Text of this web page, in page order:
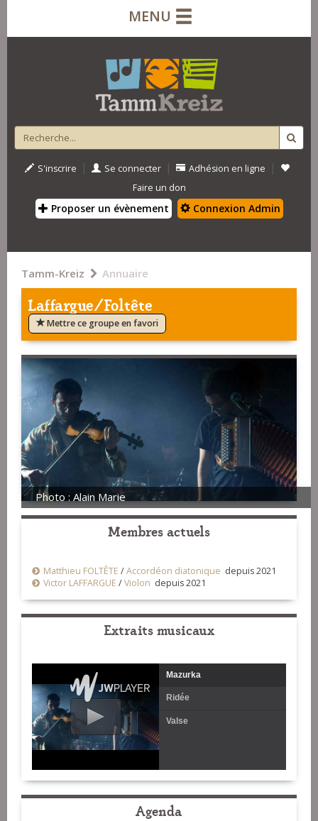
MENU
S'inscrire | Se connecter | Adhésion en ligne |
Faire un don
Proposer un évènement Connexion Admin
Tamm-Kreiz Annuaire
Laffargue/Foltête
Mettre ce groupe en favori
Photo : Alain Marie
Membres actuels
Matthieu FOLTÊTE /Accordéon diatonique depuis 2021
Victor LAFFARGUE /Violon depuis 2021
Extraits musicaux
Mazurka
Ridée
Valse
Agenda